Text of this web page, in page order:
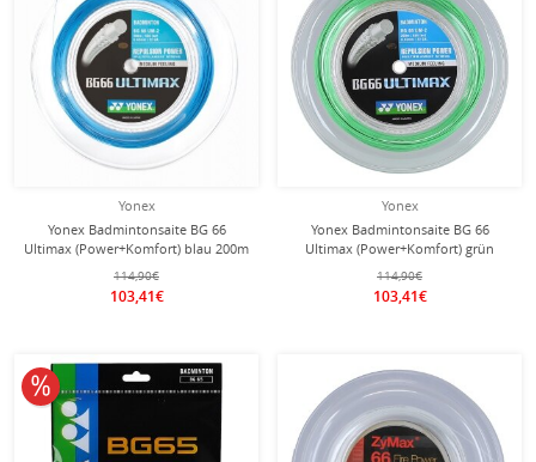
Yonex
Yonex Badmintonsaite BG 66
Ultimax (Power+Komfort) blau 200m
114,90€
103,41€
Yonex
Yonex Badmintonsaite BG 66
Ultimax (Power+Komfort) grün
114,90€
103,41€
10% reduziert